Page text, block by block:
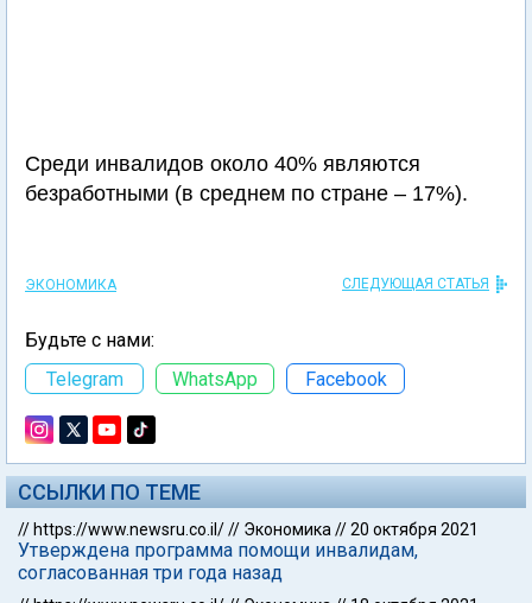
Среди инвалидов около 40% являются
безработными (в среднем по стране – 17%).
ЭКОНОМИКА СЛЕДУЮЩАЯ СТАТЬЯ
Будьте с нами:
Telegram
WhatsApp Facebook
ССЫЛКИ ПО ТЕМЕ
// https://www.newsru.co.il/// Экономика //20 октября 2021
Утверждена программа помощи инвалидам,
согласованная три года назад